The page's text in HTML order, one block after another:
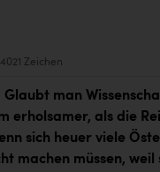
Institut Dr. Loimer
4021 Zeichen
man
erholsamer, als die
sich heuer viele
machen müssen, weil